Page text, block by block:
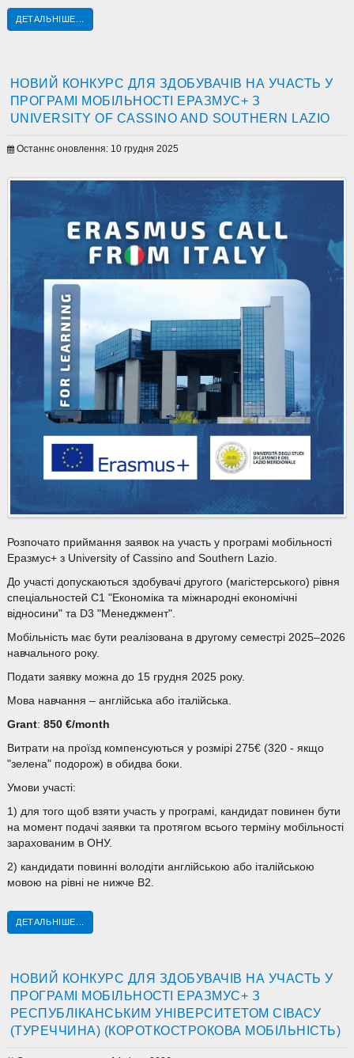
ДЕТАЛЬНІШЕ...
НОВИЙ КОНКУРС ДЛЯ ЗДОБУВАЧІВ НА УЧАСТЬ У
ПРОГРАМІ МОБІЛЬНОСТІ ЕРАЗМУС+ З
UNIVERSITY OF CASSINO AND SOUTHERN LAZIO
Останнє оновлення: 10 грудня 2025
Розпочато приймання заявок на участь у програмі мобільності
Еразмус+ з University of Cassino and Southern Lazio.
До участі допускаються здобувачі другого (магістерського) рівня
спеціальностей С1 "Економіка та міжнародні економічні
відносини" та D3 "Менеджмент".
Мобільність має бути реалізована в другому семестрі 2025–2026
навчального року.
Подати заявку можна до 15 грудня 2025 року.
Мова навчання – англійська або італійська.
Grant: 850 €/month
Витрати на проїзд компенсуються у розмірі 275€ (320 - якщо
"зелена" подорож) в обидва боки.
Умови участі:
1) для того щоб взяти участь у програмі, кандидат повинен бути
на момент подачі заявки та протягом всього терміну мобільності
зарахованим в ОНУ.
2) кандидати повинні володіти англійською або італійською
мовою на рівні не нижче B2.
ДЕТАЛЬНІШЕ...
НОВИЙ КОНКУРС ДЛЯ ЗДОБУВАЧІВ НА УЧАСТЬ У
ПРОГРАМІ МОБІЛЬНОСТІ ЕРАЗМУС+ З
РЕСПУБЛІКАНСЬКИМ УНІВЕРСИТЕТОМ СІВАСУ
(ТУРЕЧЧИНА) (КОРОТКОСТРОКОВА МОБІЛЬНІСТЬ)